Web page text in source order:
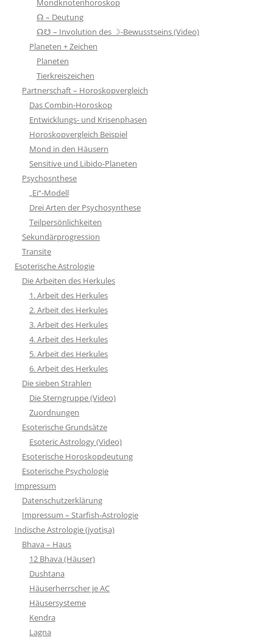
Mondknotenhoroskop
☊ – Deutung
☊☋ – Involution des ☽-Bewusstseins (Video)
Planeten + Zeichen
Planeten
Tierkreiszeichen
Partnerschaft – Horoskopvergleich
Das Combin-Horoskop
Entwicklungs- und Krisenphasen
Horoskopvergleich Beispiel
Mond in den Häusern
Sensitive und Libido-Planeten
Psychosnthese
„Ei“-Modell
Drei Arten der Psychosynthese
Teilpersönlichkeiten
Sekundärprogression
Transite
Esoterische Astrologie
Die Arbeiten des Herkules
1. Arbeit des Herkules
2. Arbeit des Herkules
3. Arbeit des Herkules
4. Arbeit des Herkules
5. Arbeit des Herkules
6. Arbeit des Herkules
Die sieben Strahlen
Die Sterngruppe (Video)
Zuordnungen
Esoterische Grundsätze
Esoteric Astrology (Video)
Esoterische Horoskopdeutung
Esoterische Psychologie
Impressum
Datenschutzerklärung
Impressum – Starfish-Astrologie
Indische Astrologie (jyotiṣa)
Bhava – Haus
12 Bhava (Häuser)
Dushtana
Häuserherrscher je AC
Häusersysteme
Kendra
Lagna